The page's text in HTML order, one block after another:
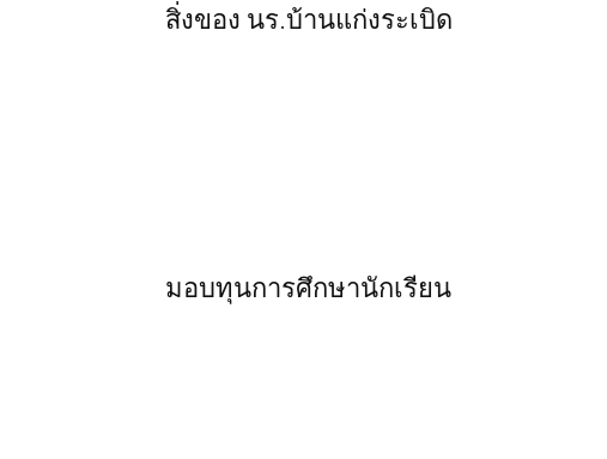
สิ่งของ นร.บ้านแก่งระเบิด
มอบทุนการศึกษานักเรียน